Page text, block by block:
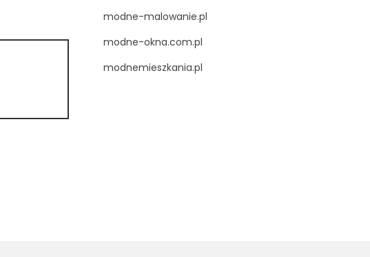
modne-malowanie.pl
modne-okna.com.pl
modnemieszkania.pl